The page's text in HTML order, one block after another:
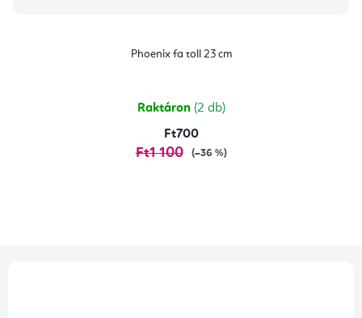
Phoenix fa toll 23 cm
Raktáron (2 db)
Ft700
Ft1 100 (–36 %)